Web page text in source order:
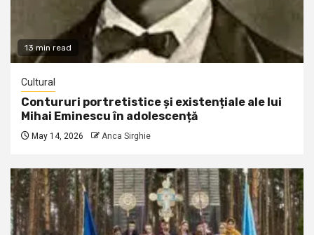
13 min read
Cultural
Contururi portretistice și existențiale ale lui
Mihai Eminescu în adolescență
May 14, 2026 Anca Sirghie